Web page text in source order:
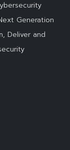
Generation
Deliver and